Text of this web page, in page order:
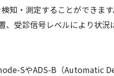
知・測定することができま
、受診信号レベルにより状況
SやADS-B（Automatic